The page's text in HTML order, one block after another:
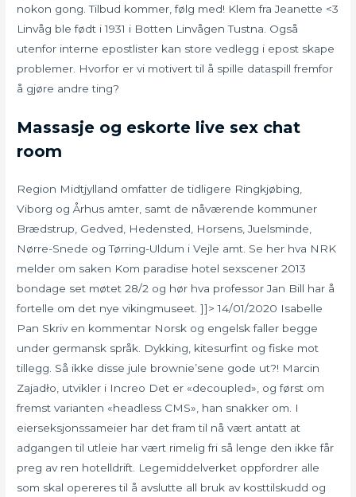
nokon gong. Tilbud kommer, følg med! Klem fra Jeanette <3
Linvåg ble født i 1931 i Botten Linvågen Tustna. Også
utenfor interne epostlister kan store vedlegg i epost skape
problemer. Hvorfor er vi motivert til å spille dataspill fremfor
å gjøre andre ting?
Massasje og eskorte live sex chat
room
Region Midtjylland omfatter de tidligere Ringkjøbing,
Viborg og Århus amter, samt de nåværende kommuner
Brædstrup, Gedved, Hedensted, Horsens, Juelsminde,
Nørre-Snede og Tørring-Uldum i Vejle amt. Se her hva NRK
melder om saken Kom paradise hotel sexscener 2013
bondage set møtet 28/2 og hør hva professor Jan Bill har å
fortelle om det nye vikingmuseet. ]]> 14/01/2020 Isabelle
Pan Skriv en kommentar Norsk og engelsk faller begge
under germansk språk. Dykking, kitesurfint og fiske mot
tillegg. Så ikke disse jule brownie’sene gode ut?! Marcin
Zajadło, utvikler i Increo Det er «decoupled», og først om
fremst varianten «headless CMS», han snakker om. I
eierseksjonssameier har det fram til nå vært antatt at
adgangen til utleie har vært rimelig fri så lenge den ikke får
preg av ren hotelldrift. Legemiddelverket oppfordrer alle
som skal opereres til å avslutte all bruk av kosttilskudd og